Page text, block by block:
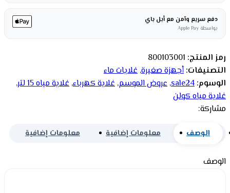
دفع سريع وآمن مع أبل باي
بواسطة Apple Pay
رمز المنتج: 800103001
التصنيفات: أجهزة صغيرة, غلايات ماء
الوسوم: sale24
, عروض الموسم, غلاية كهرباء, غلاية مياه 15 لتر
,
غلاية مياه كولن
مشاركة:
الوصف معلومات إضافية معلومات إضافية
الوصف